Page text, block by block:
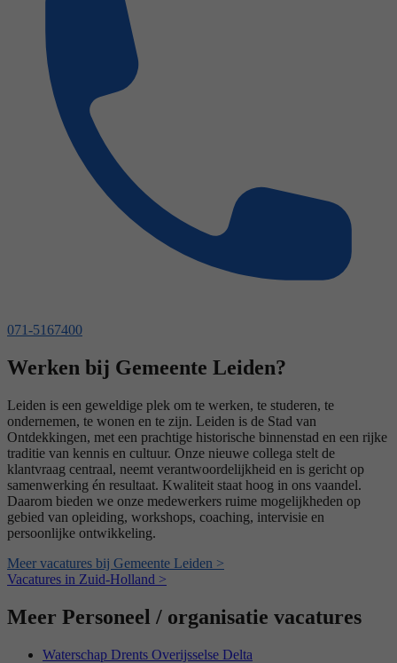
071-5167400
Werken bij Gemeente Leiden?
Leiden is een geweldige plek om te werken, te studeren, te
ondernemen, te wonen en te zijn. Leiden is de Stad van
Ontdekkingen, met een prachtige historische binnenstad en een rijke
traditie van kennis en cultuur. Onze nieuwe collega stelt de
klantvraag centraal, neemt verantwoordelijkheid en is gericht op
samenwerking én resultaat. Kwaliteit staat hoog in ons vaandel.
Daarom bieden we onze medewerkers ruime mogelijkheden op
gebied van opleiding, workshops, coaching, intervisie en
persoonlijke ontwikkeling.
Meer vacatures bij Gemeente Leiden >
Vacatures in Zuid-Holland >
Meer Personeel / organisatie vacatures
Waterschap Drents Overijsselse Delta